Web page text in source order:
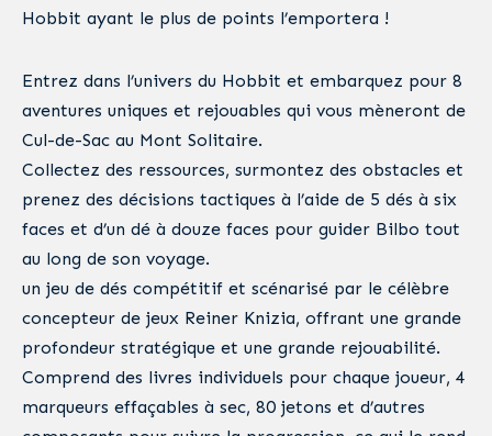
Hobbit ayant le plus de points l’emportera !
Entrez dans l’univers du Hobbit et embarquez pour 8
aventures uniques et rejouables qui vous mèneront de
Cul-de-Sac au Mont Solitaire.
Collectez des ressources, surmontez des obstacles et
prenez des décisions tactiques à l’aide de 5 dés à six
faces et d’un dé à douze faces pour guider Bilbo tout
au long de son voyage.
un jeu de dés compétitif et scénarisé par le célèbre
concepteur de jeux Reiner Knizia, offrant une grande
profondeur stratégique et une grande rejouabilité.
Comprend des livres individuels pour chaque joueur, 4
marqueurs effaçables à sec, 80 jetons et d’autres